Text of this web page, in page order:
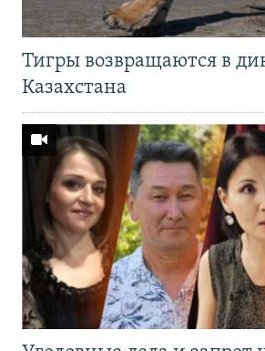
Тигры возвращаются в
Казахстана